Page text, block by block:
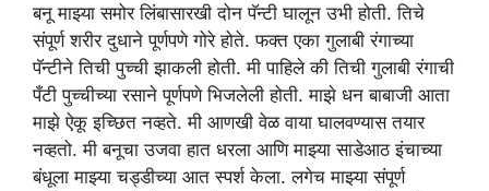
बनू माझ्या समोर लिंबासारखी दोन पॅन्टी घालून उभी होती. तिचे
संपूर्ण शरीर दुधाने पूर्णपणे गोरे होते. फक्त एका गुलाबी रंगाच्या
पॅन्टीने तिची पुच्ची झाकली होती. मी पाहिले की तिची गुलाबी रंगाची
पँटी पुच्चीच्या रसाने पूर्णपणे भिजलेली होती. माझे धन बाबाजी आता
माझे ऐकू इच्छित नव्हते. मी आणखी वेळ वाया घालवण्यास तयार
नव्हतो. मी बनूचा उजवा हात धरला आणि माझ्या साडेआठ इंचाच्या
बंधूला माझ्या चड्डीच्या आत स्पर्श केला. लगेच माझ्या संपूर्ण